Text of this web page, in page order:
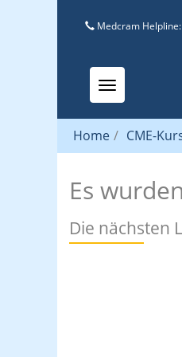
Medcram
Toggle
Home / CME-
Es
Die nächsten